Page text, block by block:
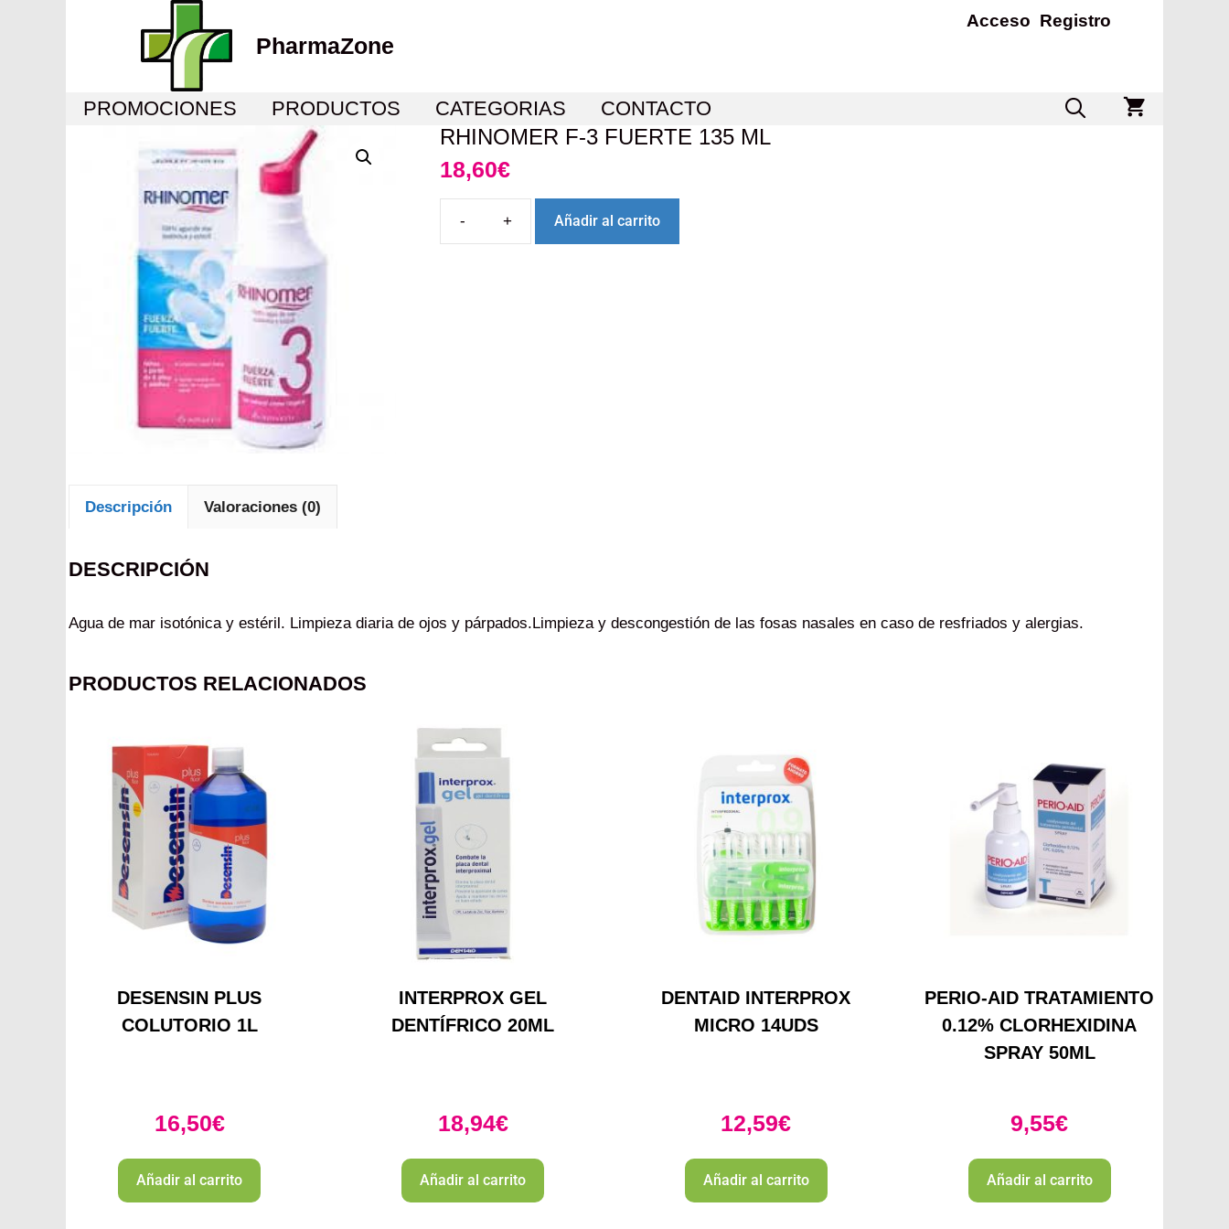
Acceso Registro
PharmaZone
PROMOCIONES PRODUCTOS CATEGORIAS CONTACTO
RHINOMER F-3 FUERTE 135 ML
18,60€
Añadir al carrito
Descripción Valoraciones (0)
DESCRIPCIÓN
Agua de mar isotónica y estéril. Limpieza diaria de ojos y párpados.Limpieza y descongestión de las fosas nasales en caso de resfriados y alergias.
PRODUCTOS RELACIONADOS
DESENSIN PLUS
COLUTORIO 1L
16,50€
Añadir al carrito
INTERPROX GEL
DENTÍFRICO 20ML
18,94€
Añadir al carrito
DENTAID INTERPROX
MICRO 14UDS
12,59€
Añadir al carrito
PERIO-AID TRATAMIENTO
0.12% CLORHEXIDINA
SPRAY 50ML
9,55€
Añadir al carrito